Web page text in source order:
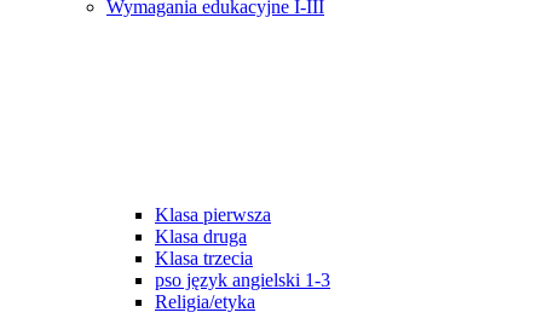
Wymagania edukacyjne I-III
Klasa pierwsza
Klasa druga
Klasa trzecia
pso język angielski 1-3
Religia/etyka